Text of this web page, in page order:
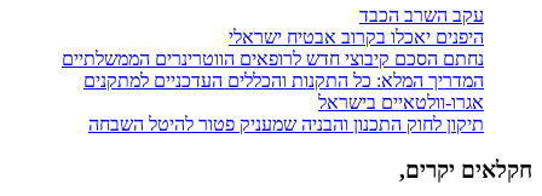
עקב השרב הכבד
היפנים יאכלו בקרוב אבטיח ישראלי
נחתם הסכם קיבוצי חדש לרופאים הווטרינרים הממשלתיים
המדריך המלא: כל התקנות והכללים העדכניים למתקנים
אגרו-וולטאיים בישראל
תיקון לחוק התכנון והבניה שמעניק פטור להיטל השבחה
יקרים,